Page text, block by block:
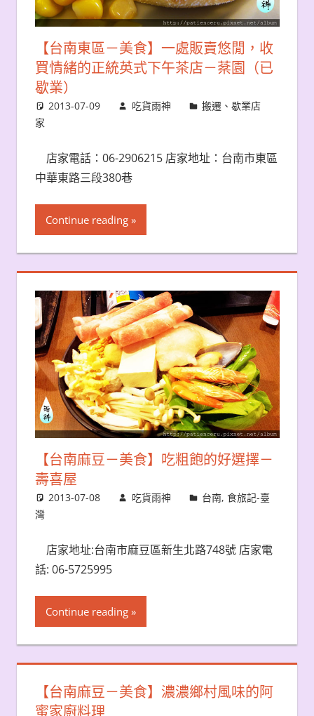
【台南東區－美食】一處販賣悠閒，收
買情緒的正統英式下午茶店－棻園（已
歇業）
2013-07-09 吃貨雨神
搬遷、歇業店
家
店家電話：06-2906215 店家地址：台南市東區
中華東路三段380巷
Continue reading
【台南麻豆－美食】吃粗飽的好選擇－
壽喜屋
2013-07-08 吃貨雨神 台南,食旅記-臺
灣
店家地址:台南市麻豆區新生北路748號 店家電
話: 06-5725995
Continue reading
【台南麻豆－美食】濃濃鄉村風味的阿